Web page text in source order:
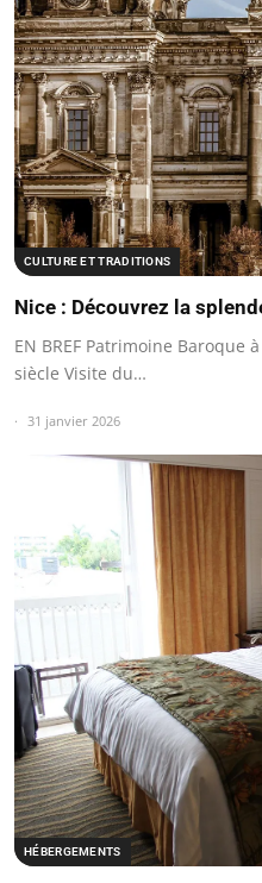
CULTURE ET TRADITIONS
Nice : Découvrez la
EN BREF Patrimoine Baroque
siècle Visite du…
31 janvier 2026
HÉBERGEMENTS